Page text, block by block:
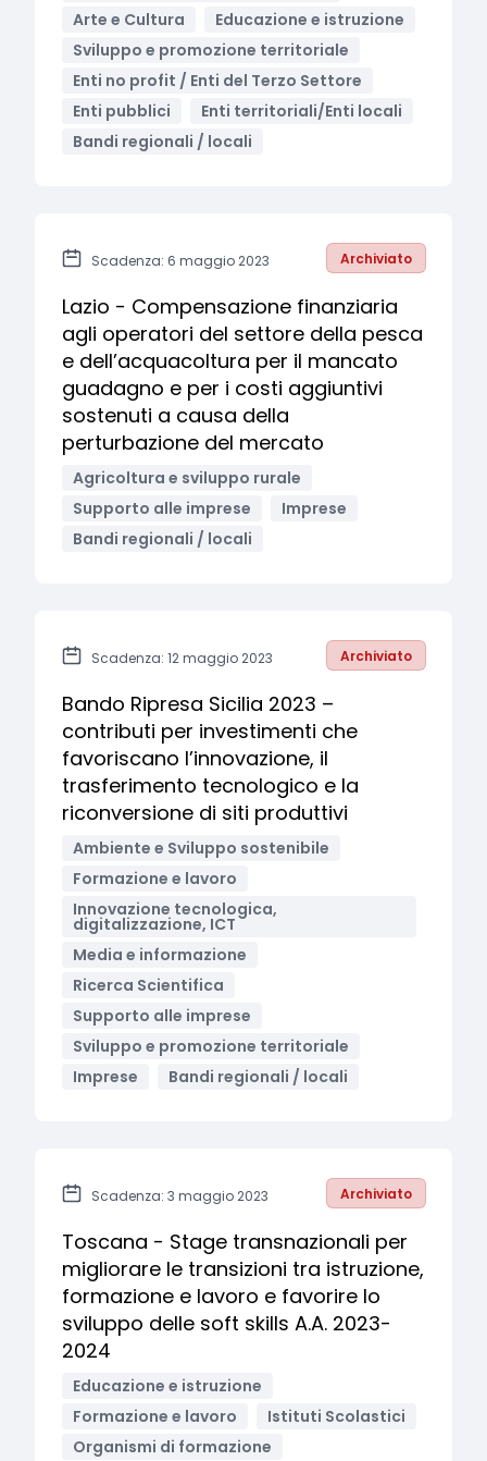
Arte e Cultura
Educazione e istruzione
Sviluppo e promozione territoriale
Enti no profit / Enti del Terzo Settore
Enti pubblici
Enti territoriali/Enti locali
Bandi regionali / locali
Scadenza: 6 maggio 2023 Archiviato
Lazio - Compensazione finanziaria
agli operatori del settore della pesca
e dell’acquacoltura per il mancato
guadagno e per i costi aggiuntivi
sostenuti a causa della
perturbazione del mercato
Agricoltura e sviluppo rurale
Supporto alle imprese
Imprese
Bandi regionali / locali
Scadenza: 12 maggio 2023 Archiviato
Bando Ripresa Sicilia 2023 –
contributi per investimenti che
favoriscano l’innovazione, il
trasferimento tecnologico e la
riconversione di siti produttivi
Ambiente e Sviluppo sostenibile
Formazione e lavoro
Innovazione tecnologica,
digitalizzazione, ICT
Media e informazione
Ricerca Scientifica
Supporto alle imprese
Sviluppo e promozione territoriale
Imprese
Bandi regionali / locali
Scadenza: 3 maggio 2023 Archiviato
Toscana - Stage transnazionali per
migliorare le transizioni tra istruzione,
formazione e lavoro e favorire lo
sviluppo delle soft skills A.A. 2023-
2024
Educazione e istruzione
Formazione e lavoro
Istituti Scolastici
Organismi di formazione